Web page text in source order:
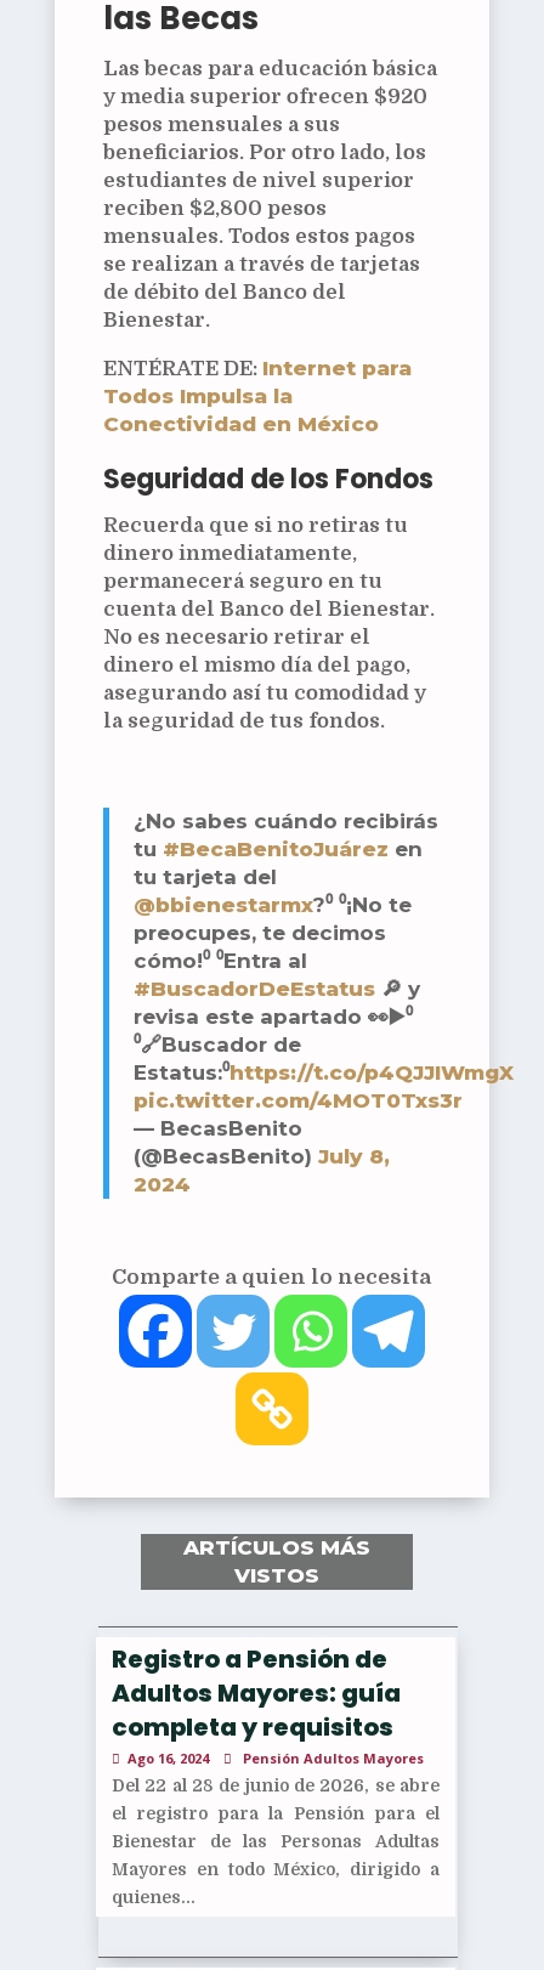
las Becas
Las becas para educación básica
y media superior ofrecen $920
pesos mensuales a sus
beneficiarios. Por otro lado, los
estudiantes de nivel superior
reciben $2,800 pesos
mensuales. Todos estos pagos
se realizan a través de tarjetas
de débito del Banco del
Bienestar.
ENTÉRATE DE: Internet para
Todos Impulsa la
Conectividad en México
Seguridad de los Fondos
Recuerda que si no retiras tu
dinero inmediatamente,
permanecerá seguro en tu
cuenta del Banco del Bienestar.
No es necesario retirar el
dinero el mismo día del pago,
asegurando así tu comodidad y
la seguridad de tus fondos.
¿No sabes cuándo recibirás
tu #BecaBenitoJuárez en
tu tarjeta del
@bbienestarmx?⁰ ⁰¡No te
preocupes, te decimos
cómo!⁰ ⁰Entra al
#BuscadorDeEstatus🔎 y
revisa este apartado 👀▶️⁰
⁰🔗Buscador de
Estatus:⁰https://t.co/p4QJJIWmgX
pic.twitter.com/4MOT0Txs3r
— BecasBenito
(@BecasBenito) July 8,
2024
Comparte a quien lo necesita
ARTÍCULOS MÁS
VISTOS
Registro a Pensión de
Adultos Mayores: guía
completa y requisitos
Ago 16, 2024 Pensión Adultos Mayores
Del 22 al 28 de junio de 2026, se abre
el registro para la Pensión para el
Bienestar de las Personas Adultas
Mayores en todo México, dirigido a
quienes...